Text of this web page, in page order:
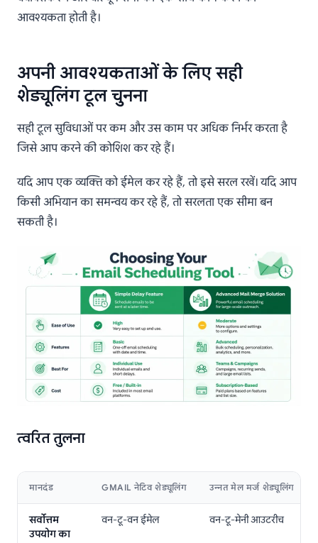
आवश्यकता होती है।
अपनी आवश्यकताओं के लिए सही
शेड्यूलिंग टूल चुनना
सही टूल सुविधाओं पर कम और उस काम पर अधिक निर्भर करता है
जिसे आप करने की कोशिश कर रहे हैं।
यदि आप एक व्यक्ति को ईमेल कर रहे हैं, तो इसे सरल रखें। यदि आप
किसी अभियान का समन्वय कर रहे हैं, तो सरलता एक सीमा बन
सकती है।
त्वरित तुलना
मानदंड GMAIL नेटिव शेड्यूलिंग उन्नत मेल मर्ज शेड्यूलिंग
सर्वोत्तम
उपयोग का
वन-टू-वन ईमेल वन-टू-मेनी आउटरीच